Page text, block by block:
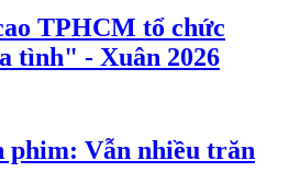
TPHCM tổ chức
tình" - Xuân 2026
phim: Vẫn nhiều trăn